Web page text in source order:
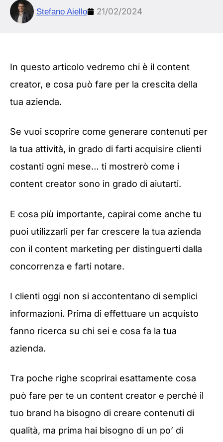
Stefano Aiello 21/02/2024
In questo articolo vedremo chi è il content
creator, e cosa può fare per la crescita della
tua azienda.
Se vuoi scoprire come generare contenuti per
la tua attività, in grado di farti acquisire clienti
costanti ogni mese… ti mostrerò come i
content creator sono in grado di aiutarti.
E cosa più importante, capirai come anche tu
puoi utilizzarli per far crescere la tua azienda
con il content marketing per distinguerti dalla
concorrenza e farti notare.
I clienti oggi non si accontentano di semplici
informazioni. Prima di effettuare un acquisto
fanno ricerca su chi sei e cosa fa la tua
azienda.
Tra poche righe scoprirai esattamente cosa
può fare per te un content creator e perché il
tuo brand ha bisogno di creare contenuti di
qualità, ma prima hai bisogno di un po’ di